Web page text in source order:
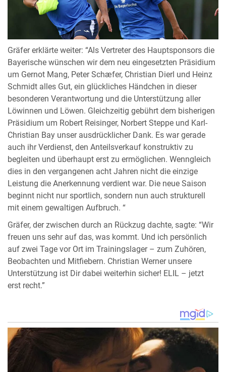
Gräfer erklärte weiter: “Als Vertreter des Hauptsponsors die
Bayerische wünschen wir dem neu eingesetzten Präsidium
um Gernot Mang, Peter Schæfer, Christian Dierl und Heinz
Schmidt alles Gut, ein glückliches Händchen in dieser
besonderen Verantwortung und die Unterstützung aller
Löwinnen und Löwen. Gleichzeitig gebührt dem bisherigen
Präsidium um Robert Reisinger, Norbert Steppe und Karl-
Christian Bay unser ausdrücklicher Dank. Es war gerade
auch ihr Verdienst, den Anteilsverkauf konstruktiv zu
begleiten und überhaupt erst zu ermöglichen. Wenngleich
dies in den vergangenen acht Jahren nicht die einzige
Leistung die Anerkennung verdient war. Die neue Saison
beginnt nicht nur sportlich, sondern nun auch strukturell
mit einem gewaltigen Aufbruch. “
Gräfer, der zwischen durch an Rückzug dachte, sagte: “Wir
freuen uns sehr auf das, was kommt. Und ich persönlich
auf zwei Tage vor Ort im Trainingslager – zum Zuhören,
Beobachten und Mitfiebern. Christian Werner unsere
Unterstützung ist Dir dabei weiterhin sicher! ELIL – jetzt
erst recht.”